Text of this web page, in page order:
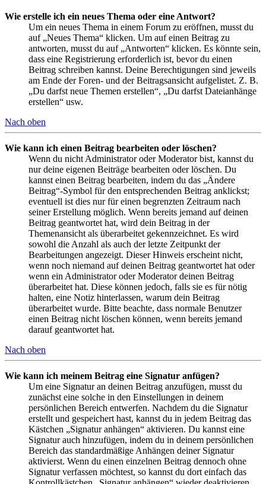
Wie erstelle ich ein neues Thema oder eine Antwort?
Um ein neues Thema in einem Forum zu eröffnen, musst du
auf „Neues Thema“ klicken. Um auf einen Beitrag zu
antworten, musst du auf „Antworten“ klicken. Es könnte sein,
dass eine Registrierung erforderlich ist, bevor du einen
Beitrag schreiben kannst. Deine Berechtigungen sind jeweils
am Ende der Foren- und der Beitragsansicht aufgelistet. Z. B.
„Du darfst neue Themen erstellen“, „Du darfst Dateianhänge
erstellen“ usw.
Nach oben
Wie kann ich einen Beitrag bearbeiten oder löschen?
Wenn du nicht Administrator oder Moderator bist, kannst du
nur deine eigenen Beiträge bearbeiten oder löschen. Du
kannst einen Beitrag bearbeiten, indem du das „Ändere
Beitrag“-Symbol für den entsprechenden Beitrag anklickst;
eventuell ist dies nur für einen begrenzten Zeitraum nach
seiner Erstellung möglich. Wenn bereits jemand auf deinen
Beitrag geantwortet hat, wird dein Beitrag in der
Themenansicht als überarbeitet gekennzeichnet. Es wird
sowohl die Anzahl als auch der letzte Zeitpunkt der
Bearbeitungen angezeigt. Dieser Hinweis erscheint nicht,
wenn noch niemand auf deinen Beitrag geantwortet hat oder
wenn ein Administrator oder Moderator deinen Beitrag
überarbeitet hat. Diese können jedoch, falls sie es für nötig
halten, eine Notiz hinterlassen, warum dein Beitrag
überarbeitet wurde. Bitte beachte, dass normale Benutzer
einen Beitrag nicht löschen können, wenn bereits jemand
darauf geantwortet hat.
Nach oben
Wie kann ich meinem Beitrag eine Signatur anfügen?
Um eine Signatur an deinen Beitrag anzufügen, musst du
zunächst eine solche in den Einstellungen in deinem
persönlichen Bereich entwerfen. Nachdem du die Signatur
erstellt und gespeichert hast, kannst du in jedem Beitrag das
Kästchen „Signatur anhängen“ aktivieren. Du kannst eine
Signatur auch hinzufügen, indem du in deinem persönlichen
Bereich das standardmäßige Anhängen deiner Signatur
aktivierst. Wenn du einen einzelnen Beitrag dennoch ohne
Signatur verfassen möchtest, so kannst du dort einfach das